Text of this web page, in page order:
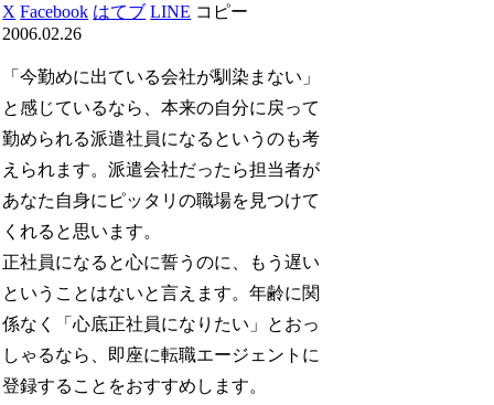
X Facebook はてブ LINE コピー
2006.02.26
「今勤めに出ている会社が馴染まない」
と感じているなら、本来の自分に戻って
勤められる派遣社員になるというのも考
えられます。派遣会社だったら担当者が
あなた自身にピッタリの職場を見つけて
くれると思います。
正社員になると心に誓うのに、もう遅い
ということはないと言えます。年齢に関
係なく「心底正社員になりたい」とおっ
しゃるなら、即座に転職エージェントに
登録することをおすすめします。